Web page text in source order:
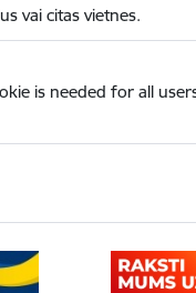
vai citas vietnes.
is needed for all